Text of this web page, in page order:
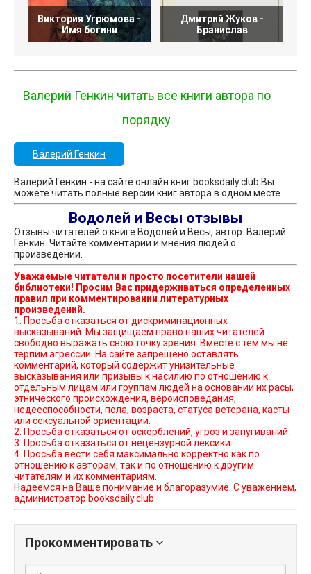
Виктория Угрюмова -
Имя богини
Дмитрий Жуков -
Бранислав
Валерий Генкин читать все книги автора по
порядку
Валерий Генкин
Валерий Генкин - на сайте онлайн книг booksdaily.club Вы
можете читать полные версии книг автора в одном месте.
Водолей и Весы отзывы
Отзывы читателей о книге Водолей и Весы, автор: Валерий
Генкин. Читайте комментарии и мнения людей о
произведении.
Уважаемые читатели и просто посетители нашей
библиотеки! Просим Вас придерживаться определенных
правил при комментировании литературных
произведений.
1. Просьба отказаться от дискриминационных
высказываний. Мы защищаем право наших читателей
свободно выражать свою точку зрения. Вместе с тем мы не
терпим агрессии. На сайте запрещено оставлять
комментарий, который содержит унизительные
высказывания или призывы к насилию по отношению к
отдельным лицам или группам людей на основании их расы,
этнического происхождения, вероисповедания,
недееспособности, пола, возраста, статуса ветерана, касты
или сексуальной ориентации.
2. Просьба отказаться от оскорблений, угроз и запугиваний.
3. Просьба отказаться от нецензурной лексики.
4. Просьба вести себя максимально корректно как по
отношению к авторам, так и по отношению к другим
читателям и их комментариям.
Надеемся на Ваше понимание и благоразумие. С уважением,
администратор booksdaily.club
Прокомментировать